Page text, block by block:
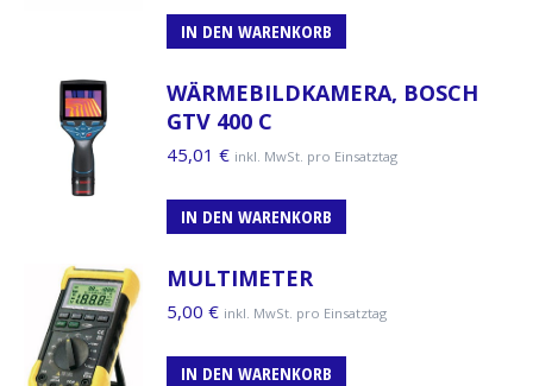
IN DEN WARENKORB
WÄRMEBILDKAMERA, BOSCH
GTV 400 C
45,01 € inkl. MwSt. pro Einsatztag
IN DEN WARENKORB
MULTIMETER
5,00 € inkl. MwSt. pro Einsatztag
IN DEN WARENKORB